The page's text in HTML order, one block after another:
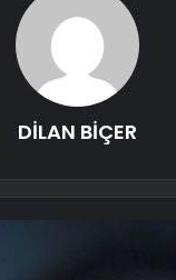
DİLAN BİÇER